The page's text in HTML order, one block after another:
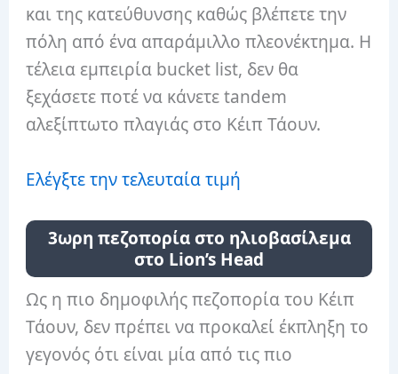
και της κατεύθυνσης καθώς βλέπετε την
πόλη από ένα απαράμιλλο πλεονέκτημα. Η
τέλεια εμπειρία bucket list, δεν θα
ξεχάσετε ποτέ να κάνετε tandem
αλεξίπτωτο πλαγιάς στο Κέιπ Τάουν.
Ελέγξτε την τελευταία τιμή
3ωρη πεζοπορία στο ηλιοβασίλεμα
στο Lion’s Head
Ως η πιο δημοφιλής πεζοπορία του Κέιπ
Τάουν, δεν πρέπει να προκαλεί έκπληξη το
γεγονός ότι είναι μία από τις πιο